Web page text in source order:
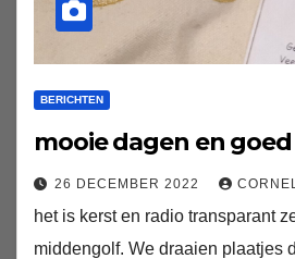
BERICHTEN
mooie dagen en goed
26 DECEMBER 2022
het is kerst en radio transparant
middengolf. We draaien plaatjes